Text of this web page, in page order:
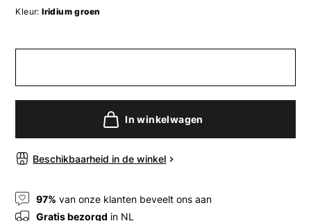
Kleur: Iridium groen
In winkelwagen
Beschikbaarheid in de winkel
97% van onze klanten beveelt ons aan
Gratis bezorgd in NL